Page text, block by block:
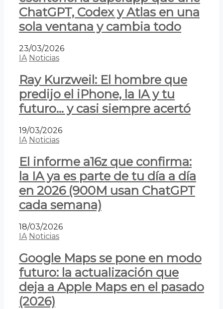
ChatGPT, Codex y Atlas en una
sola ventana y cambia todo
23/03/2026
IA Noticias
Ray Kurzweil: El hombre que
predijo el iPhone, la IA y tu
futuro… y casi siempre acertó
19/03/2026
IA Noticias
El informe a16z que confirma:
la IA ya es parte de tu día a día
en 2026 (900M usan ChatGPT
cada semana)
18/03/2026
IA Noticias
Google Maps se pone en modo
futuro: la actualización que
deja a Apple Maps en el pasado
(2026)